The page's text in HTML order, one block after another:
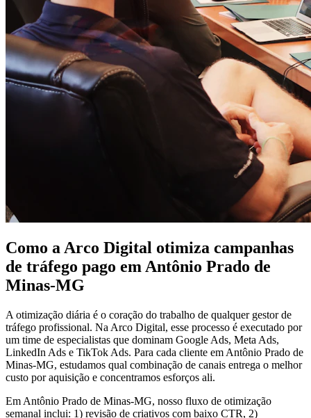
Como a Arco Digital otimiza campanhas
de tráfego pago em Antônio Prado de
Minas-MG
A otimização diária é o coração do trabalho de qualquer gestor de
tráfego profissional. Na Arco Digital, esse processo é executado por
um time de especialistas que dominam Google Ads, Meta Ads,
LinkedIn Ads e TikTok Ads. Para cada cliente em Antônio Prado de
Minas-MG, estudamos qual combinação de canais entrega o melhor
custo por aquisição e concentramos esforços ali.
Em Antônio Prado de Minas-MG, nosso fluxo de otimização
semanal inclui: 1) revisão de criativos com baixo CTR, 2)